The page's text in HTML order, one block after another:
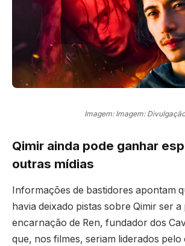
Imagem: Imagem: Divulgação
Qimir ainda pode ganhar
outras mídias
Informações de bastidores apontam
havia deixado pistas sobre Qimir ser a
encarnação de Ren, fundador dos
que, nos filmes, seriam liderados